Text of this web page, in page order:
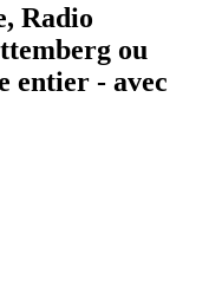
Radio
ou
entier - avec